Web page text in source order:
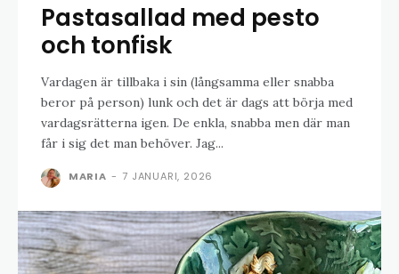
Pastasallad med pesto
och tonfisk
Vardagen är tillbaka i sin (långsamma eller snabba
beror på person) lunk och det är dags att börja med
vardagsrätterna igen. De enkla, snabba men där man
får i sig det man behöver. Jag...
MARIA - 7 JANUARI, 2026